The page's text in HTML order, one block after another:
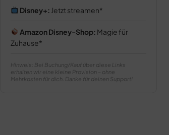
Disney+: Jetzt streamen
Amazon Disney-Shop: Magie für
Zuhause
Hinweis: Bei Buchung/Kauf über diese Links
erhalten wir eine kleine Provision – ohne
Mehrkosten für dich. Danke für deinen Support!